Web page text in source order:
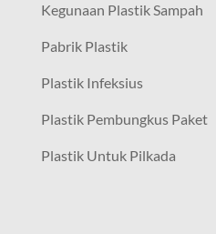
Kegunaan Plastik Sampah
Pabrik Plastik
Plastik Infeksius
Plastik Pembungkus Paket
Plastik Untuk Pilkada